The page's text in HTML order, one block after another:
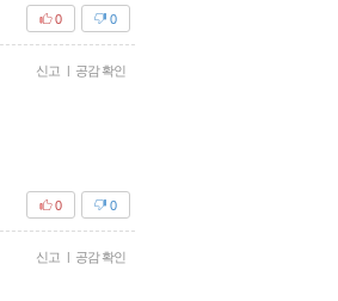
0
0
신고 | 공감 확인
0
0
신고 | 공감 확인